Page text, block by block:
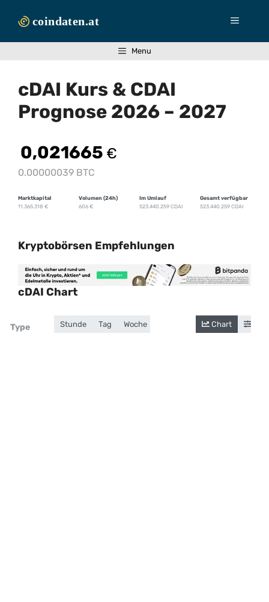
Inhalt
Menü
Menu
cDAI Kurs & CDAI
Prognose 2026 – 2027
0,021665 €
0.00000039 BTC
Marktkapital
11.365.318 €
Volumen (24h)
606 €
Im Umlauf
523.440.259 CDAI
Gesamt verfügbar
523.440.259 CDAI
Kryptobörsen Empfehlungen
cDAI Chart
Zoom Stunde Tag Woche Jahr Gesamt
Type Chart